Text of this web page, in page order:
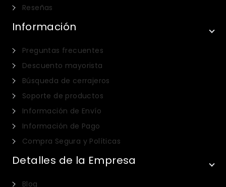
Reseñas
Información
Preguntas frecuentes
Descuento mayorista
Búsqueda de cerrajeros
Soporte de productos
Información de Envío
Información de Pago
Compra Segura y Políticas
Detalles de la Empresa
Blog